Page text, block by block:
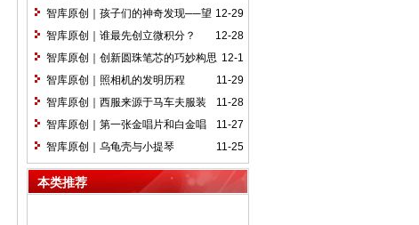
12-29
智库原创｜孩子们的神奇发现──望
远镜
12-28
智库原创｜谁最先创立微积分？
12-1
智库原创｜创新圆珠笔芯的巧妙构思
11-29
智库原创｜照相机的发明历程
11-28
智库原创｜西服来源于马车夫服装
11-27
智库原创｜第一张金唱片和白金唱
片
11-25
智库原创｜乌龟壳与小提琴
本类推荐